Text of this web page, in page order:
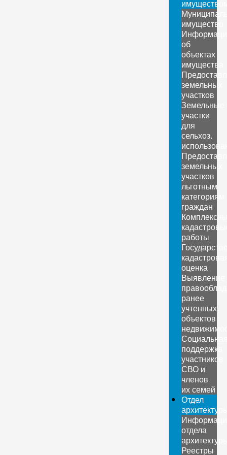
имущество
об
объектах
имущества
земельных
участков
Земельные
участки
для
сельхоз.
земельных
участков
льготным
категориям
граждан
работы
оценка
Выявление
ранее
учтенных
объектов
поддержка
участников
СВО и
членов
их семей
Отдел
отдела
Реестры